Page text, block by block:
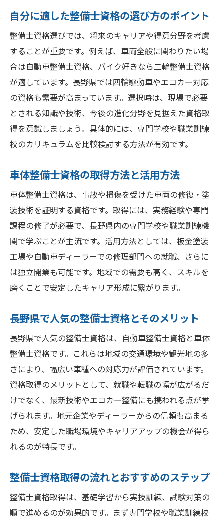
自分に適した整備士資格の選び方のポイント
整備士資格選びでは、将来のキャリアや得意分野を考慮
することが重要です。例えば、車両全般に関わりたい場
合は自動車整備士資格、バイク好きなら二輪整備士資格
が適しています。長野県では四輪駆動車やエコカー対応
の資格も需要が高まっています。選択時は、現場で必要
とされる知識や技術、今後の進化分野を見据えた資格取
得を意識しましょう。具体的には、専門学校や職業訓練
校のカリキュラムを比較検討する方法が有効です。
車体整備士資格の取得方法と活用方法
車体整備士資格は、事故や損傷を受けた車両の修復・塗
装技術を証明する資格です。取得には、実務経験や専門
課程の修了が必要で、長野県内の専門学校や職業訓練機
関で学ぶことが主流です。活用方法としては、板金塗装
工場や自動車ディーラーでの修理部門への就職、さらに
は独立開業も可能です。地域での需要も高く、スキルを
磨くことで安定したキャリア形成に繋がります。
長野県で人気の整備士資格とそのメリット
長野県で人気の整備士資格は、自動車整備士資格と車体
整備士資格です。これらは地域の交通環境や観光地の多
さにより、幅広い車種への対応力が評価されています。
資格取得のメリットとして、就職や転職の幅が広がるだ
けでなく、最新技術やエコカー整備にも携われる点が挙
げられます。地元企業やディーラーからの信頼も高まる
ため、安定した職場環境やキャリアアップの機会が得ら
れるのが特長です。
整備士資格取得の流れとおすすめのステップ
整備士資格取得は、基礎学習から実技訓練、試験対策の
順で進めるのが効果的です。まず専門学校や職業訓練校